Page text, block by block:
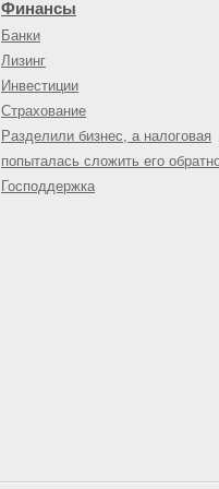
Финансы
Банки
Лизинг
Инвестиции
Страхование
Разделили бизнес, а налоговая
попыталась сложить его
Господдержка